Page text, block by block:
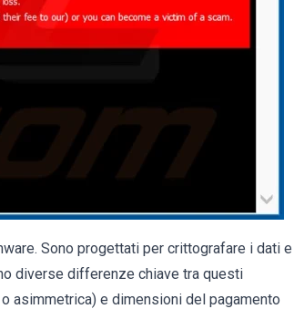
Sono progettati per crittografare i dati e
diverse differenze chiave tra questi
asimmetrica) e dimensioni del pagamento